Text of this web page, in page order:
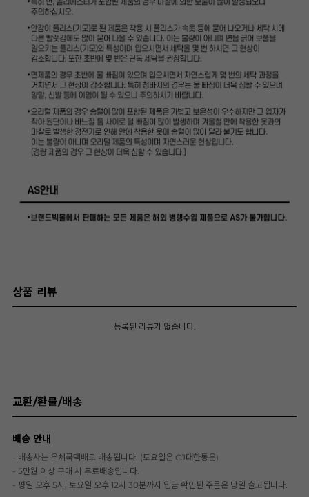
상품 리뷰
등록된 리뷰가 없습니다.
교환/환불/배송
배송 안내
- 배송사는 우체국택배로 배송됩니다. (토요일은 CJ대한통운)
- 5만원 이상 구매 시 무료배송입니다.
- 평일 오후 5시, 토요일 오후 12시 30분까지 입금 확인된 주문은 당일 출고됩니다.